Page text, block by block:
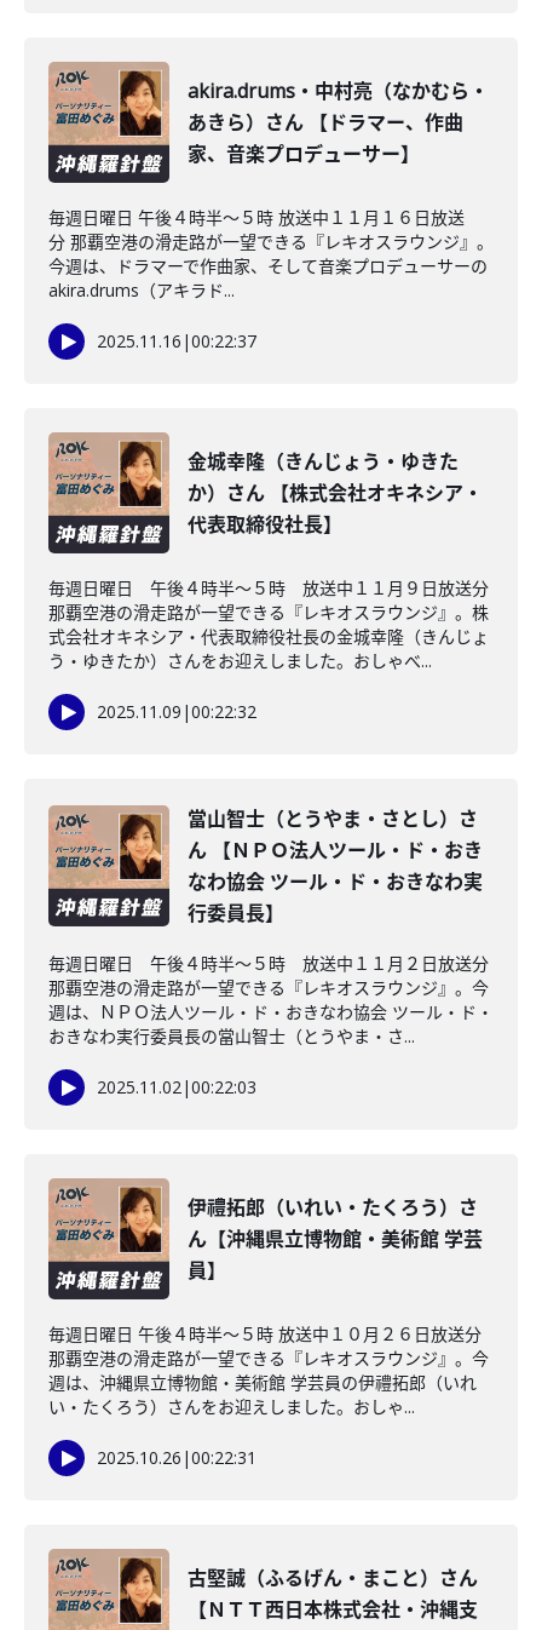
akira.drums・中村亮（なかむら・
あきら）さん 【ドラマー、作曲
家、音楽プロデューサー】
毎週日曜日 午後４時半～５時 放送中１１月１６日放送
分 那覇空港の滑走路が一望できる『レキオスラウンジ』。
今週は、ドラマーで作曲家、そして音楽プロデューサーの
akira.drums（アキラド...
2025.11.16 |00:22:37
金城幸隆（きんじょう・ゆきた
か）さん 【株式会社オキネシア・
代表取締役社長】
毎週日曜日 午後４時半～５時 放送中１１月９日放送分
那覇空港の滑走路が一望できる『レキオスラウンジ』。株
式会社オキネシア・代表取締役社長の金城幸隆（きんじょ
う・ゆきたか）さんをお迎えしました。おしゃべ...
2025.11.09 |00:22:32
當山智士（とうやま・さとし）さ
ん 【ＮＰＯ法人ツール・ド・おき
なわ協会 ツール・ド・おきなわ実
行委員長】
毎週日曜日 午後４時半～５時 放送中１１月２日放送分
那覇空港の滑走路が一望できる『レキオスラウンジ』。今
週は、ＮＰＯ法人ツール・ド・おきなわ協会 ツール・ド・
おきなわ実行委員長の當山智士（とうやま・さ...
2025.11.02|00:22:03
伊禮拓郎（いれい・たくろう）さ
ん【沖縄県立博物館・美術館 学芸
員】
毎週日曜日 午後４時半～５時 放送中１０月２６日放送分
那覇空港の滑走路が一望できる『レキオスラウンジ』。今
週は、沖縄県立博物館・美術館 学芸員の伊禮拓郎（いれ
い・たくろう）さんをお迎えしました。おしゃ...
2025.10.26 |00:22:31
古堅誠（ふるげん・まこと）さん
【ＮＴＴ西日本株式会社・沖縄支